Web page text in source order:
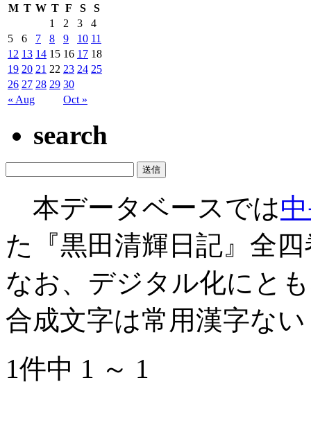
M T W T F S S
« Aug Oct »
1 2 3
4
5
6 7 8 9 10 11
12 13 14 15 16 17 18
19 20 21 22 23 24 25
26 27 28 29 30
search
本データベースでは
た『黒田清輝日記』全
なお、デジタル化にと
合成文字は常用漢字な
1件中 1 ～ 1